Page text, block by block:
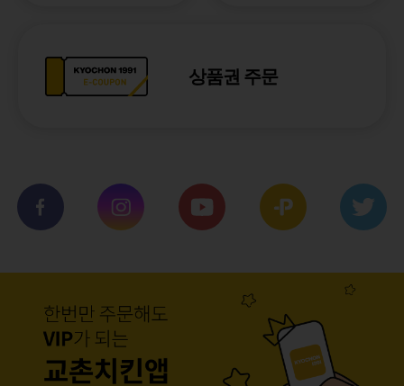
상품권 주문